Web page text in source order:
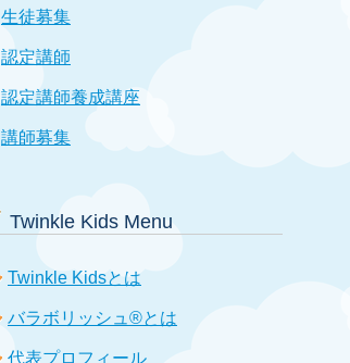
生徒募集
認定講師
認定講師養成講座
講師募集
Twinkle Kids Menu
Twinkle Kidsとは
バラボリッシュ®とは
代表プロフィール